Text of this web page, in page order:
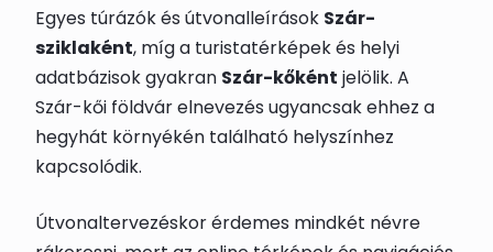
Egyes túrázók és útvonalleírások Szár-
sziklaként, míg a turistatérképek és helyi
adatbázisok gyakran Szár-kőként jelölik. A
Szár-kői földvár elnevezés ugyancsak ehhez a
hegyhát környékén található helyszínhez
kapcsolódik.
Útvonaltervezéskor érdemes mindkét névre